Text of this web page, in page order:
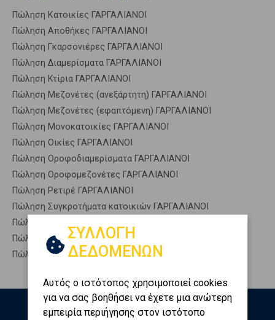
Πώληση Κατοικίες ΓΑΡΓΑΛΙΑΝΟΙ
Πώληση Αποθήκες ΓΑΡΓΑΛΙΑΝΟΙ
Πώληση Γκαρσονιέρες ΓΑΡΓΑΛΙΑΝΟΙ
Πώληση Διαμερίσματα ΓΑΡΓΑΛΙΑΝΟΙ
Πώληση Κτίρια ΓΑΡΓΑΛΙΑΝΟΙ
Πώληση Μεζονέτες (ανεξάρτητη) ΓΑΡΓΑΛΙΑΝΟΙ
Πώληση Μεζονέτες (εφαπτόμενη) ΓΑΡΓΑΛΙΑΝΟΙ
Πώληση Μονοκατοικίες ΓΑΡΓΑΛΙΑΝΟΙ
Πώληση Οικίες ΓΑΡΓΑΛΙΑΝΟΙ
Πώληση Οροφοδιαμερίσματα ΓΑΡΓΑΛΙΑΝΟΙ
Πώληση Οροφομεζονέτες ΓΑΡΓΑΛΙΑΝΟΙ
Πώληση Ρετιρέ ΓΑΡΓΑΛΙΑΝΟΙ
Πώληση Συγκροτήματα κατοικιών ΓΑΡΓΑΛΙΑΝΟΙ
Πώληση Υπόγεια ΓΑΡΓΑΛΙΑΝΟΙ
Πώληση Υπόσκαφα ΓΑΡΓΑΛΙΑΝΟΙ
Πώληση Υπολ. υψουν ΓΑΡΓΑΛΙΑΝΟΙ
ΣΥΛΛΟΓΗ
ΔΕΔΟΜΕΝΩΝ
Αυτός ο ιστότοπος χρησιμοποιεί cookies
για να σας βοηθήσει να έχετε μια ανώτερη
εμπειρία περιήγησης στον ιστότοπο